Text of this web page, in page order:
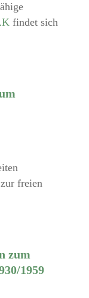
findet sich
freien
zum
1959